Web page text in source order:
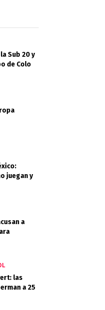
Sub 20 y
de Colo
juegan y
a
las
a 25